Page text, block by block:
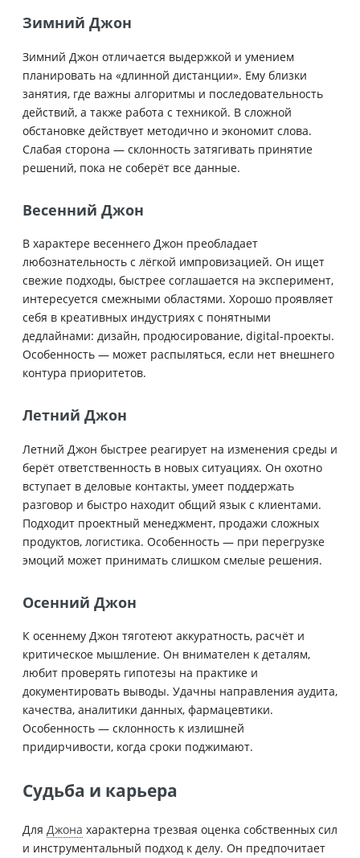
Зимний Джон
Зимний Джон отличается выдержкой и умением
планировать на «длинной дистанции». Ему близки
занятия, где важны алгоритмы и последовательность
действий, а также работа с техникой. В сложной
обстановке действует методично и экономит слова.
Слабая сторона — склонность затягивать принятие
решений, пока не соберёт все данные.
Весенний Джон
В характере весеннего Джон преобладает
любознательность с лёгкой импровизацией. Он ищет
свежие подходы, быстрее соглашается на эксперимент,
интересуется смежными областями. Хорошо проявляет
себя в креативных индустриях с понятными
дедлайнами: дизайн, продюсирование, digital-проекты.
Особенность — может распыляться, если нет внешнего
контура приоритетов.
Летний Джон
Летний Джон быстрее реагирует на изменения среды и
берёт ответственность в новых ситуациях. Он охотно
вступает в деловые контакты, умеет поддержать
разговор и быстро находит общий язык с клиентами.
Подходит проектный менеджмент, продажи сложных
продуктов, логистика. Особенность — при перегрузке
эмоций может принимать слишком смелые решения.
Осенний Джон
К осеннему Джон тяготеют аккуратность, расчёт и
критическое мышление. Он внимателен к деталям,
любит проверять гипотезы на практике и
документировать выводы. Удачны направления аудита,
качества, аналитики данных, фармацевтики.
Особенность — склонность к излишней
придирчивости, когда сроки поджимают.
Судьба и карьера
Для Джона характерна трезвая оценка собственных сил
и инструментальный подход к делу. Он предпочитает